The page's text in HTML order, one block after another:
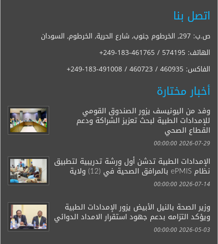
اتصل بنا
ص.ب: 297, الخرطوم جنوب, شارع الحرية, الخرطوم, السودان
الهاتف: +249-183-461765 / 574195
الفاكس: +249-183-491008 / 460723 / 460935
أخبار مختارة
وفد من اليونيسف يزور الصندوق القومي
للإمدادات الطبية لبحث تعزيز الشراكة ودعم
القطاع الصحي
2026-07-29 00:00:00
الإمدادات الطبية تدشن أول ورشة تدريبية لتطبيق
نظام ePMIS بالمرافق الصحية في (12) ولاية
2026-07-14 00:00:00
وزير الصحة بالنيل الأبيض يزور الإمدادات الطبية
ويؤكد التزامه بدعم جهود استقرار الامداد الدوائي
2026-05-03 00:00:00